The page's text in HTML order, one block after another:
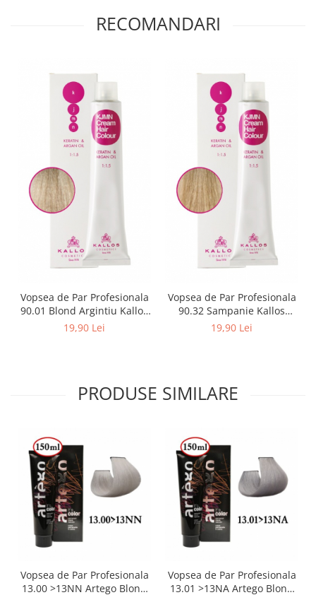
RECOMANDARI
Vopsea de Par Profesionala
90.01 Blond Argintiu Kallos
Kjmn (100 ml)
19,90 Lei
Vopsea de Par Profesionala
90.32 Sampanie Kallos
Kjmn (100 ml)
19,90 Lei
PRODUSE SIMILARE
Vopsea de Par Profesionala
13.00 >13NN Artego Blond
Vopsea de Par Profesionala
13.01 >13NA Artego Blond